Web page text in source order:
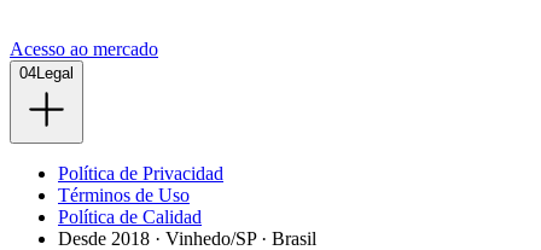
Acesso ao mercado
04Legal
Política de Privacidad
Términos de Uso
Política de Calidad
Desde 2018 · Vinhedo/SP · Brasil